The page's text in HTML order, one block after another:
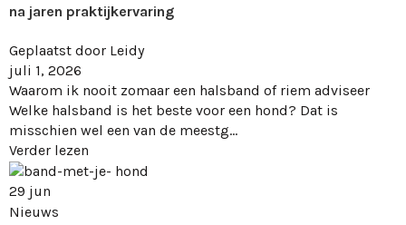
na jaren praktijkervaring
Geplaatst door Leidy
juli 1, 2026
Waarom ik nooit zomaar een halsband of riem adviseer
Welke halsband is het beste voor een hond? Dat is
misschien wel een van de meestg...
Verder lezen
29 jun
Nieuws